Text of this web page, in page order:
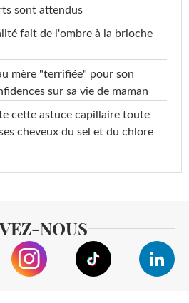
sont attendus
fait de l'ombre à la brioche
mère "terrifiée" pour son
sur sa vie de maman
cette astuce capillaire toute
cheveux du sel et du chlore
NOUS